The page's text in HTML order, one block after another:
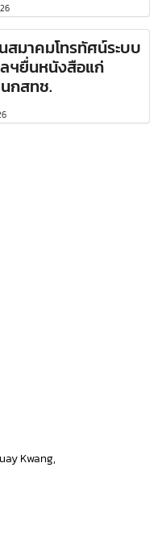
สมาคมโทรทัศน์ระบบ
ฯยื่นหนังสือแก่
กสทช.
Kwang,